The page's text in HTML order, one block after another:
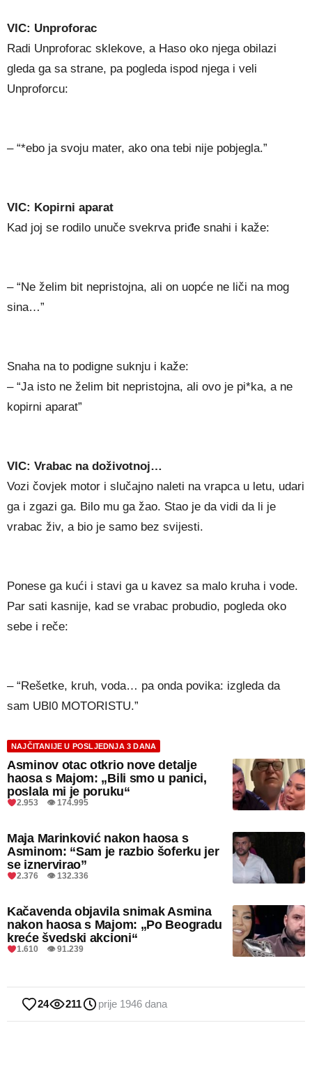
VIC: Unproforac
Radi Unproforac sklekove, a Haso oko njega obilazi
gleda ga sa strane, pa pogleda ispod njega i veli
Unproforcu:
– “*ebo ja svoju mater, ako ona tebi nije pobjegla.”
VIC: Kopirni aparat
Kad joj se rodilo unuče svekrva priđe snahi i kaže:
– “Ne želim bit nepristojna, ali on uopće ne liči na mog
sina…”
Snaha na to podigne suknju i kaže:
– “Ja isto ne želim bit nepristojna, ali ovo je pi*ka, a ne
kopirni aparat”
VIC: Vrabac na doživotnoj…
Vozi čovjek motor i slučajno naleti na vrapca u letu, udari
ga i zgazi ga. Bilo mu ga žao. Stao je da vidi da li je
vrabac živ, a bio je samo bez svijesti.
Ponese ga kući i stavi ga u kavez sa malo kruha i vode.
Par sati kasnije, kad se vrabac probudio, pogleda oko
sebe i reče:
– “Rešetke, kruh, voda… pa onda povika: izgleda da
sam UBl0 MOTORISTU.”
NAJČITANIJE U POSLJEDNJA 3 DANA
Asminov otac otkrio nove detalje
haosa s Majom: „Bili smo u panici,
poslala mi je poruku“
2.953 👁 174.995
Maja Marinković nakon haosa s
Asminom: “Sam je razbio šoferku jer
se iznervirao”
2.376 👁 132.336
Kačavenda objavila snimak Asmina
nakon haosa s Majom: „Po Beogradu
kreće švedski akcioni“
1.610 👁 91.239
24 211 prije 1946 dana